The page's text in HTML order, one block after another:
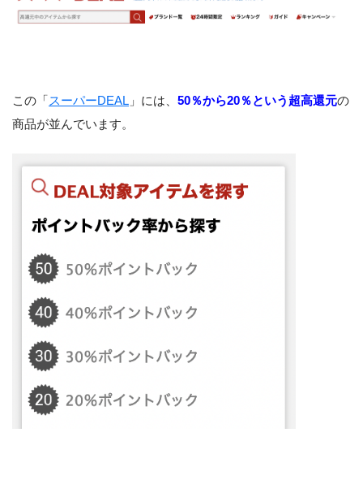
この「スーパーDEAL 」には、 50％から20％という超高還元の
商品が並んでいます。